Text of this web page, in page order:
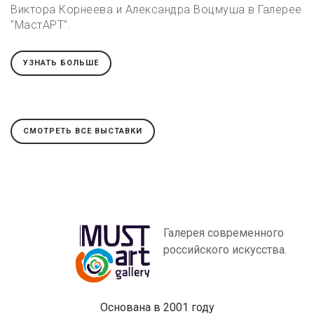
Виктора Корнеева и Александра Воцмуша в Галерее
"МастАРТ".
УЗНАТЬ БОЛЬШЕ
СМОТРЕТЬ ВСЕ ВЫСТАВКИ
Галерея современного
российского искусства.
Основана в 2001 году